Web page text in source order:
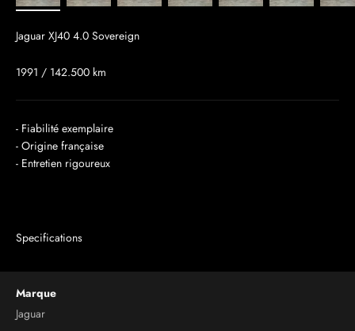
Jaguar XJ40 4.0 Sovereign
1991 / 142.500 km
- Fiabilité exemplaire
- Origine française
- Entretien rigoureux
Specifications
Marque
Jaguar